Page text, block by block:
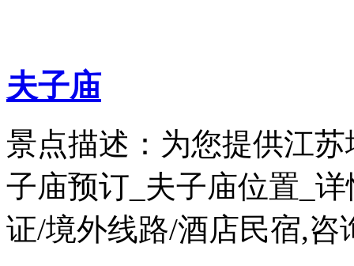
夫子庙
景点描述：为您提供江
子庙预订_夫子庙位置_
证/境外线路/酒店民宿,咨